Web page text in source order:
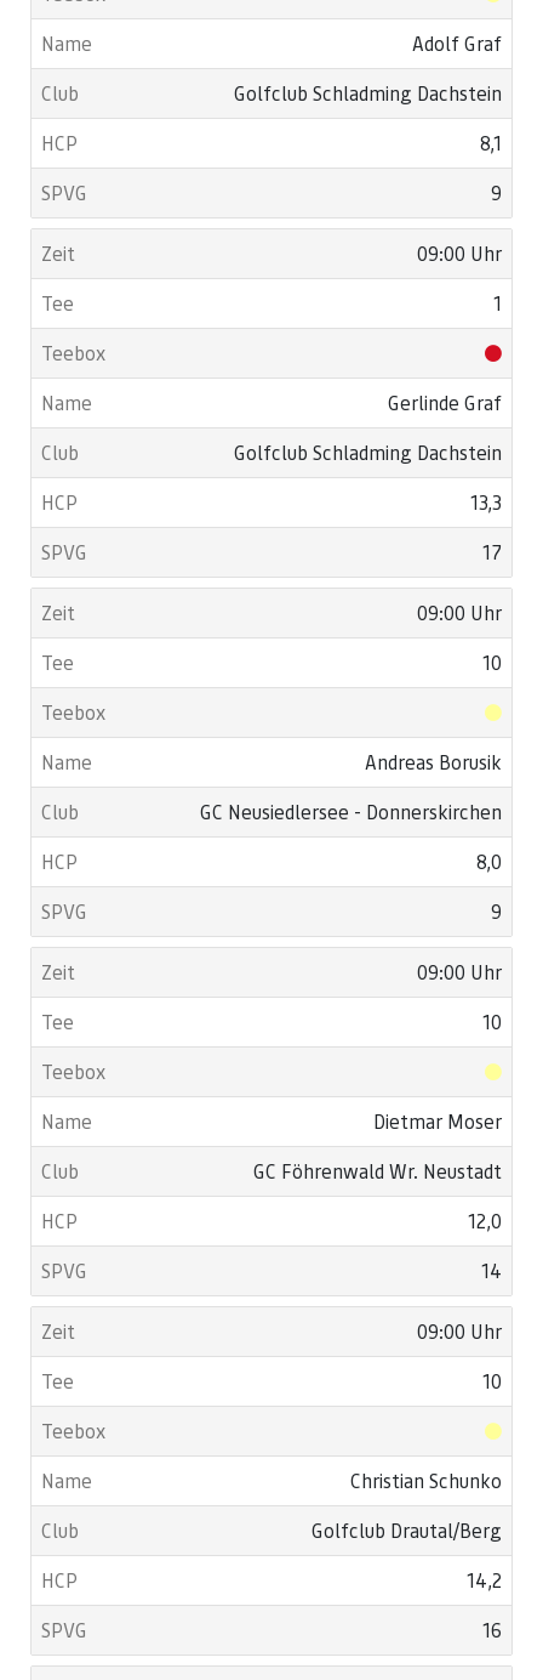
Adolf Graf
Golfclub Schladming Dachstein
8,1
9
09:00 Uhr
1
Gerlinde Graf
Golfclub Schladming Dachstein
13,3
17
09:00 Uhr
10
Andreas Borusik
GC Neusiedlersee - Donnerskirchen
8,0
9
09:00 Uhr
10
Dietmar Moser
GC Föhrenwald Wr. Neustadt
12,0
14
09:00 Uhr
10
Christian Schunko
Golfclub Drautal/Berg
14,2
16